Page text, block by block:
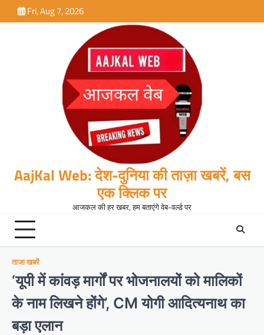
to
Fri, Aug 7, 2026
AajKal Web: देश-दुनिया की ताज़ा खबरें, बस
एक क्लिक पर
आजकल की हर खबर, हम बताएंगे वेब-वर्ल्ड पर
ताजा खबरें
‘यूपी में कांवड़ मार्गों पर भोजनालयों को मालिकों
के नाम लिखने होंगे’, CM योगी आदित्यनाथ का
बड़ा एलान